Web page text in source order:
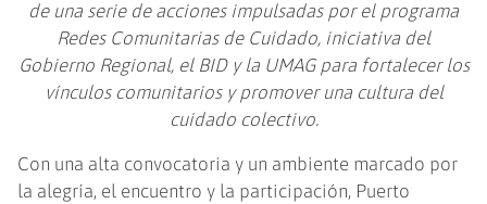
de una serie de acciones impulsadas por el programa
Redes Comunitarias de Cuidado, iniciativa del
Gobierno Regional, el BID y la UMAG para fortalecer los
vínculos comunitarios y promover una cultura del
cuidado colectivo.
Con una alta convocatoria y un ambiente marcado por
la alegría, el encuentro y la participación, Puerto